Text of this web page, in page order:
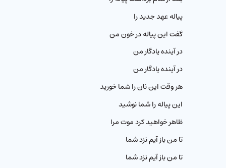
پیاله عهد جديد را
گفت این پیاله در خون من
در آینده یادگار من
در آینده یادگار من
هر وقت این نان را شما خورید
این پیاله را شما نوشید
ظاهر خواهید کرد موت مرا
تا من باز آیم نزد شما
تا من باز آیم نزد شما